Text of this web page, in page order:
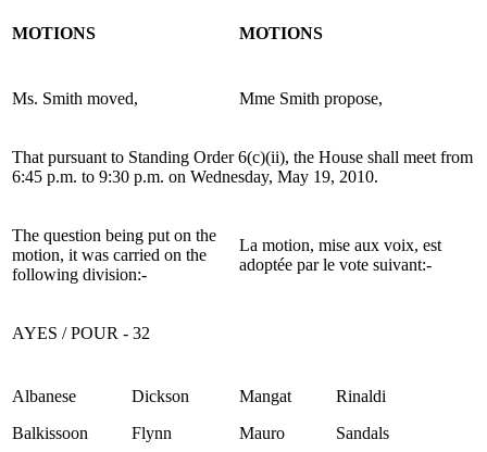
MOTIONS MOTIONS
Ms. Smith moved, Mme Smith propose,
That pursuant to Standing Order 6(c)(ii), the House shall meet from
6:45 p.m. to 9:30 p.m. on Wednesday, May 19, 2010.
The question being put on the
motion, it was carried on the
following division:-
La motion, mise aux voix, est
adoptée par le vote suivant:-
AYES / POUR - 32
Albanese
Balkissoon
Dickson
Flynn
Mangat
Mauro
Rinaldi
Sandals